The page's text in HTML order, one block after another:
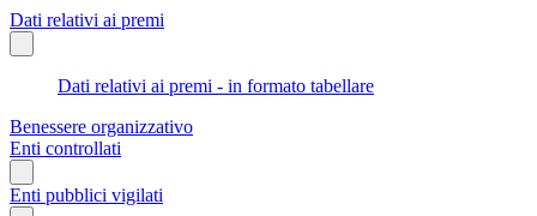
Dati relativi ai premi
Dati relativi ai premi - in formato tabellare
Benessere organizzativo
Enti controllati
Enti pubblici vigilati